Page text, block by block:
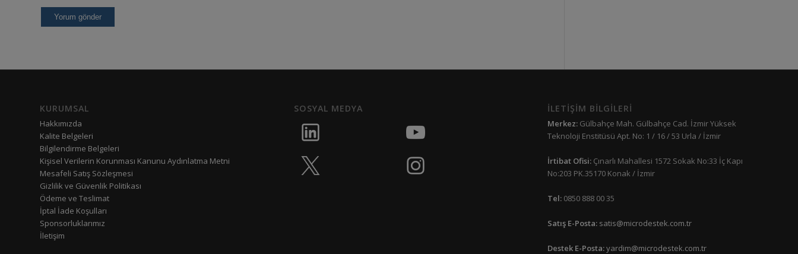
KURUMSAL
Hakkımızda
Kalite Belgeleri
Bilgilendirme Belgeleri
Kişisel Verilerin Korunması Kanunu Aydınlatma Metni
Mesafeli Satış Sözleşmesi
Gizlilik ve Güvenlik Politikası
Ödeme ve Teslimat
İptal İade Koşulları
Sponsorluklarımız
İletişim
SOSYAL MEDYA İLETİŞİM BİLGİLERİ
Merkez: Gülbahçe Mah. Gülbahçe Cad. İzmir Yüksek
Teknoloji Enstitüsü Apt. No: 1 / 16 / 53 Urla / İzmir
İrtibat Ofisi: Çınarlı Mahallesi 1572 Sokak No:33 İç Kapı
No:203 PK.35170 Konak / İzmir
Tel: 0850 888 00 35
Satış E-Posta: satis@microdestek.com.tr
Destek E-Posta:yardim@microdestek.com.tr